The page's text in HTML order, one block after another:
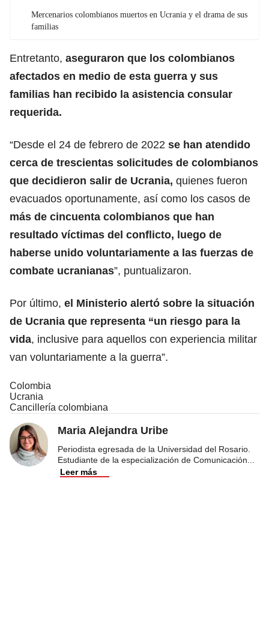
Mercenarios colombianos muertos en Ucrania y el drama de sus
familias
Entretanto, aseguraron que los colombianos
afectados en medio de esta guerra y sus
familias han recibido la asistencia consular
requerida.
“Desde el 24 de febrero de 2022 se han atendido
cerca de trescientas solicitudes de colombianos
que decidieron salir de Ucrania, quienes fueron
evacuados oportunamente, así como los casos de
más de cincuenta colombianos que han
resultado víctimas del conflicto, luego de
haberse unido voluntariamente a las fuerzas de
combate ucranianas”, puntualizaron.
Por último, el Ministerio alertó sobre la situación
de Ucrania que representa “un riesgo para la
vida, inclusive para aquellos con experiencia militar
van voluntariamente a la guerra”.
Colombia
Ucrania
Cancillería colombiana
Maria Alejandra Uribe
Periodista egresada de la Universidad del Rosario.
Estudiante de la especialización de Comunicación
Leer más